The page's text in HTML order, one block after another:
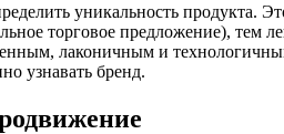
уникальность продукта.
торговое предложение), тем
лаконичным и
узнавать бренд.